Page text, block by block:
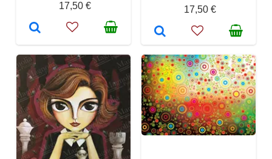
17,50 €
17,50 €